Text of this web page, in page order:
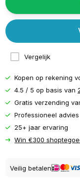
Vergelijk
Kopen op rekening
4.5 / 5 op basis van
Gratis verzending
Professioneel advies
25+ jaar ervaring
Win €300
Veilig betalen